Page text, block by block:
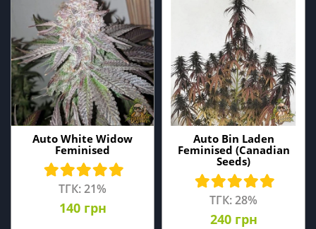
Auto White Widow
Feminised
ТГК: 21%
140 грн
Auto Bin Laden
Feminised (Canadian
Seeds)
ТГК: 28%
240 грн